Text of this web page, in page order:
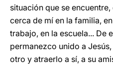
situación que se
cerca de mí en la familia,
trabajo, en la escuela... De
permanezco unido a
otro y atraerlo a sí, a su